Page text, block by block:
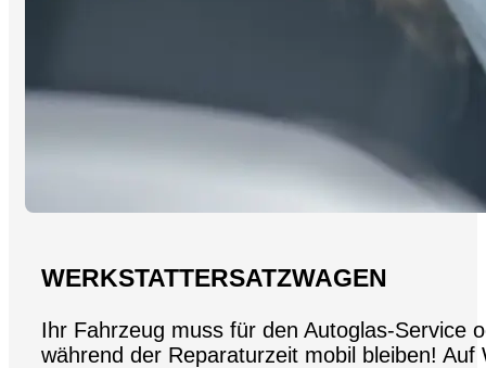
WERKSTATTERSATZWAGEN
Ihr Fahrzeug muss für den Autoglas-Service
während der Reparaturzeit mobil bleiben!